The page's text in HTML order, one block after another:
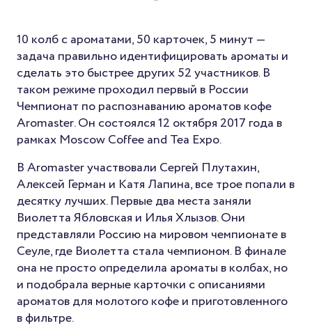
10 колб с ароматами, 50 карточек, 5 минут —
задача правильно идентифицировать ароматы и
сделать это быстрее других 52 участников. В
таком режиме проходил первый в России
Чемпионат по распознаванию ароматов кофе
Aromaster. Он состоялся 12 октября 2017 года в
рамках Moscow Coffee and Tea Expo.
В Aromaster участвовали Сергей Плутахин,
Алексей Герман и Катя Лапина, все трое попали в
десятку лучших. Первые два места заняли
Виолетта Ябловская и Илья Хлызов. Они
представляли Россию на мировом чемпионате в
Сеуле, где Виолетта стала чемпионом. В финале
она не просто определила ароматы в колбах, но
и подобрала верные карточки с описаниями
ароматов для молотого кофе и приготовленного
в фильтре.